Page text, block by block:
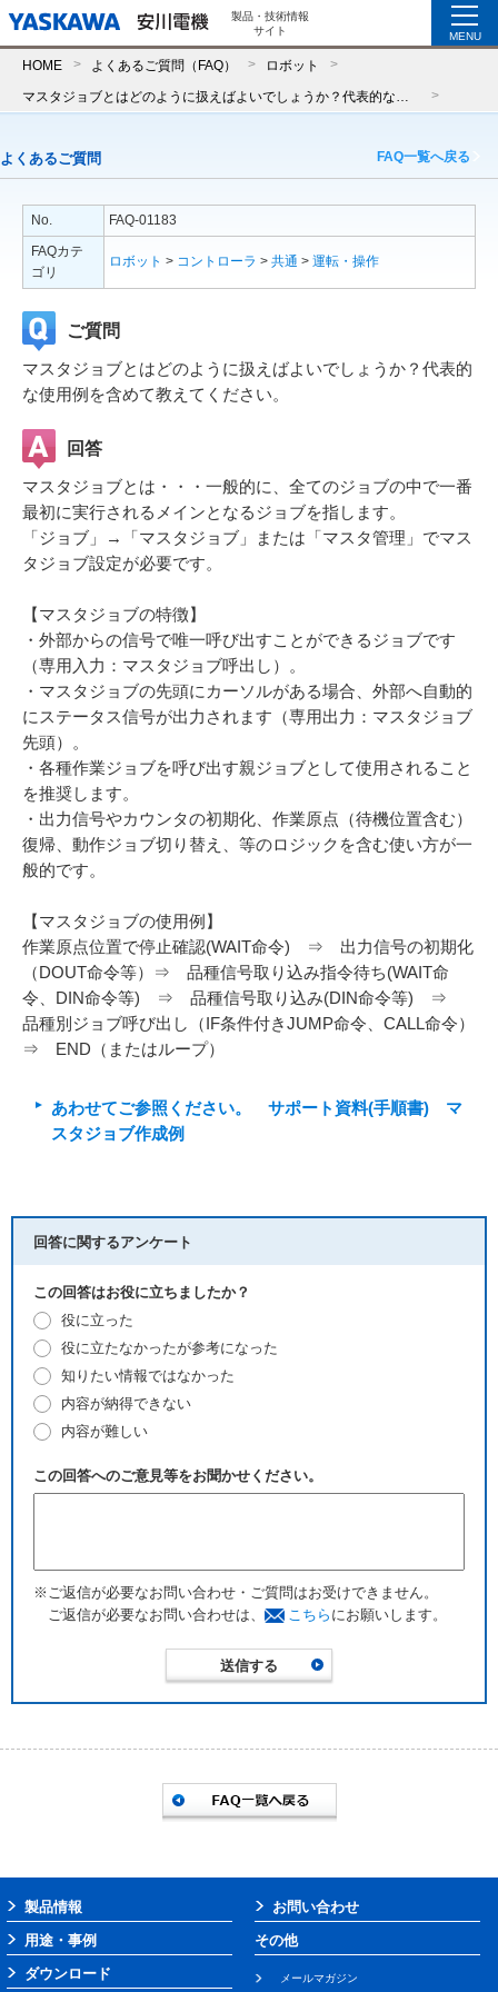
製品・技術情報
サイト
MENU
HOME よくあるご質問（FAQ） ロボット
よくあるご質問 FAQ一覧へ戻る
No.
FAQ-01183
FAQカテ
ゴリ
ロボット > コントローラ > 共通 > 運転・操作
ご質問
マスタジョブとはどのように扱えばよいでしょうか？代表的
な使用例を含めて教えてください。
回答
マスタジョブとは・・・一般的に、全てのジョブの中で一番
最初に実行されるメインとなるジョブを指します。
「ジョブ」→「マスタジョブ」または「マスタ管理」でマス
タジョブ設定が必要です。
【マスタジョブの特徴】
・外部からの信号で唯一呼び出すことができるジョブです
（専用入力：マスタジョブ呼出し）。
・マスタジョブの先頭にカーソルがある場合、外部へ自動的
にステータス信号が出力されます（専用出力：マスタジョブ
先頭）。
・各種作業ジョブを呼び出す親ジョブとして使用されること
を推奨します。
・出力信号やカウンタの初期化、作業原点（待機位置含む）
復帰、動作ジョブ切り替え、等のロジックを含む使い方が一
般的です。
【マスタジョブの使用例】
作業原点位置で停止確認(WAIT命令) ⇒ 出力信号の初期化
（DOUT命令等）⇒ 品種信号取り込み指令待ち(WAIT命
令、DIN命令等) ⇒ 品種信号取り込み(DIN命令等) ⇒
品種別ジョブ呼び出し（IF条件付きJUMP命令、CALL命令）
⇒ END（またはループ）
あわせてご参照ください。 サポート資料(手順書) マ
スタジョブ作成例
回答に関するアンケート
この回答はお役に立ちましたか？
役に立った
役に立たなかったが参考になった
知りたい情報ではなかった
内容が納得できない
内容が難しい
この回答へのご意見等をお聞かせください。
※ご返信が必要なお問い合わせ・ご質問はお受けできません。
ご返信が必要なお問い合わせは、
こちら にお願いします。
製品情報
用途・事例
ダウンロード
お問い合わせ
その他
メールマガジン